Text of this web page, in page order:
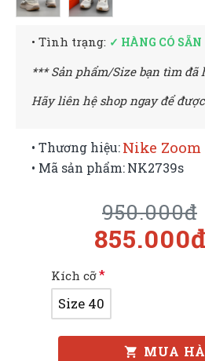
• Tình trạng: ✓ HÀNG CÓ SẴN
*** Sản phẩm/Size bạn tìm đã
Hãy liên hệ shop ngay để
855.000đ
950.000đ
• Thương hiệu:Nike Zoom
• Mã sản phẩm:NK2739s
Kích cỡ
Size 40
MUA